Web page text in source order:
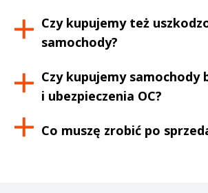
Czy kupujemy też
samochody?
Czy kupujemy samochody
i ubezpieczenia OC?
Co muszę zrobić po